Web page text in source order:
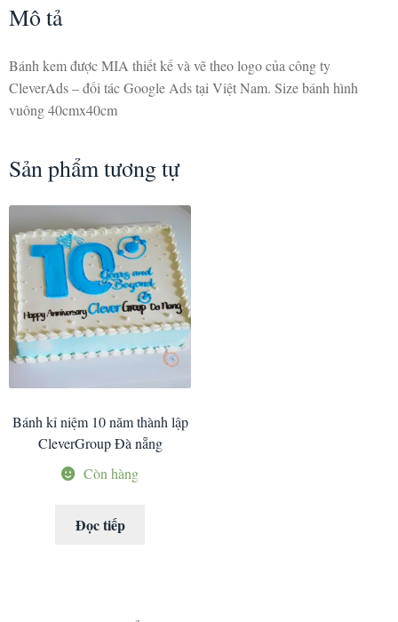
Mô tả
Bánh kem được MIA thiết kế và vẽ theo logo của công ty
CleverAds – đối tác Google Ads tại Việt Nam. Size bánh hình
vuông 40cmx40cm
Sản phẩm tương tự
Bánh kỉ niệm 10 năm thành lập
CleverGroup Đà nẵng
Còn hàng
Đọc tiếp